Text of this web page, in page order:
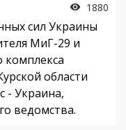
1880
сил Украины
МиГ-29 и
комплекса
области
- Украина,
ведомства.